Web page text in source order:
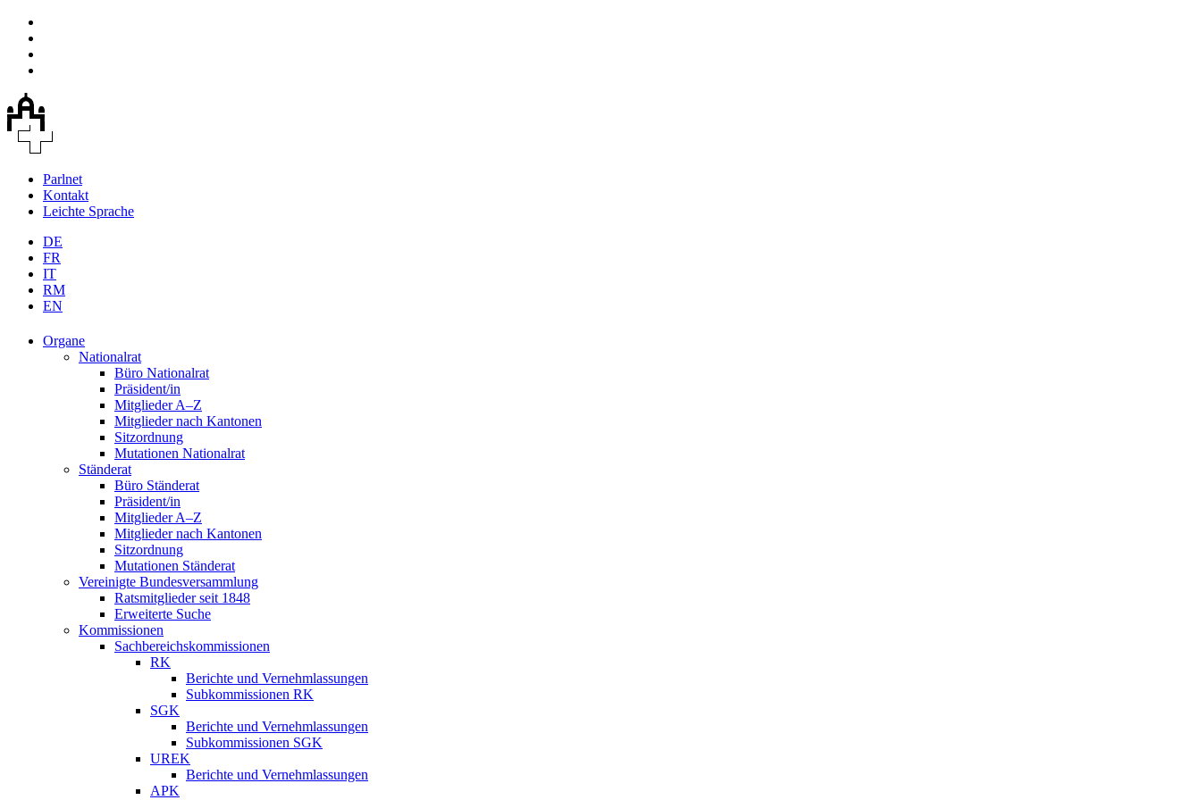
Parlnet
Kontakt
Leichte Sprache
DE
FR
IT
RM
EN
Organe
Nationalrat
Büro Nationalrat
Präsident/in
Mitglieder A–Z
Mitglieder nach Kantonen
Sitzordnung
Mutationen Nationalrat
Ständerat
Büro Ständerat
Präsident/in
Mitglieder A–Z
Mitglieder nach Kantonen
Sitzordnung
Mutationen Ständerat
Vereinigte Bundesversammlung
Ratsmitglieder seit 1848
Erweiterte Suche
Kommissionen
Sachbereichskommissionen
RK
Berichte und Vernehmlassungen
Subkommissionen RK
SGK
Berichte und Vernehmlassungen
Subkommissionen SGK
UREK
Berichte und Vernehmlassungen
APK